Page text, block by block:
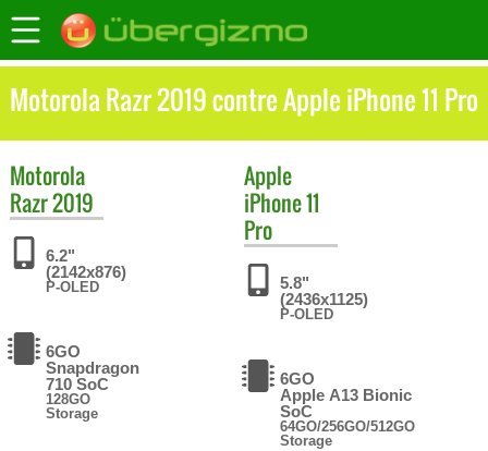
Motorola Razr 2019 contre Apple iPhone 11 Pro
Motorola
Razr 2019
6.2"
(2142x876)
P-OLED
6GO
Snapdragon
710 SoC
128GO
Storage
Apple
iPhone 11
Pro
5.8"
(2436x1125)
P-OLED
6GO
Apple A13 Bionic
SoC
64GO/256GO/512GO
Storage